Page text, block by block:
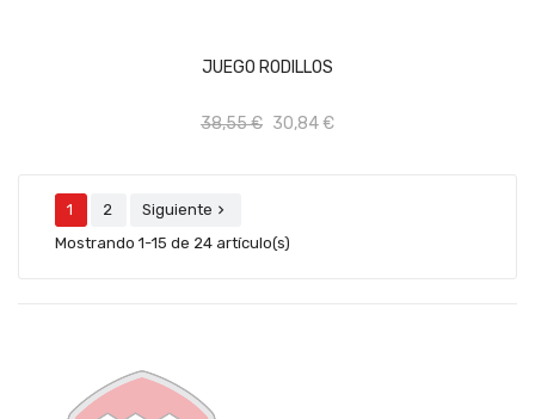
JUEGO RODILLOS
38,55 € 30,84 €
1 2 Siguiente 
Mostrando 1-15 de 24 artículo(s)